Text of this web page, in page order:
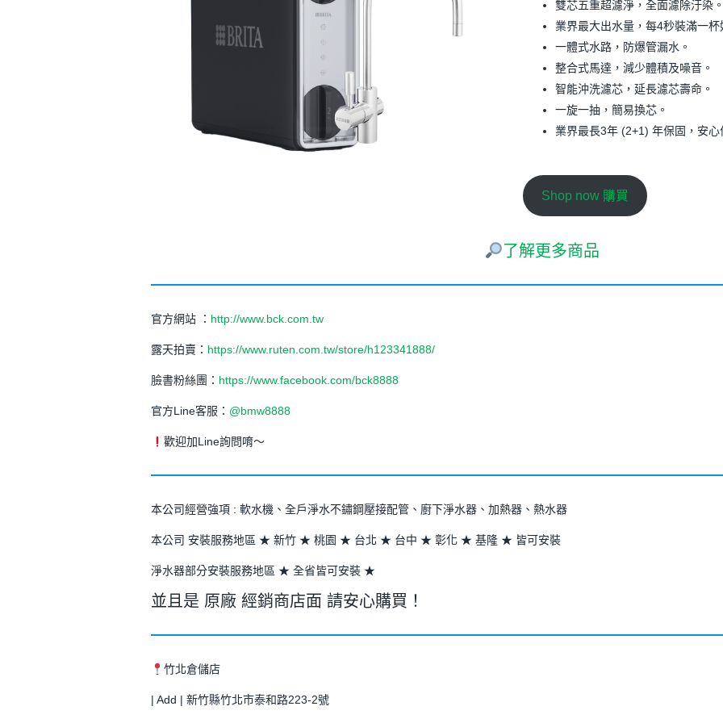
雙芯五重超濾淨，全面濾除汙染。
業界最大出水量，每4秒裝滿一杯
一體式水路，防爆管漏水。
整合式馬達，減少體積及噪音。
智能沖洗濾芯，延長濾芯壽命。
一旋一抽，簡易換芯。
業界最長3年 (2+1) 年保固，安心
Shop now 購買
了解更多商品
官方網站 ： http://www.bck.com.tw
露天拍賣： https://www.ruten.com.tw/store/h123341888/
臉書粉絲團： https://www.facebook.com/bck8888
官方Line客服： @bmw8888
歡迎加Line詢問唷～
本公司經營強項 : 軟水機、全戶淨水不鏽鋼壓接配管、廚下淨水器、加熱器、熱水器
本公司 安裝服務地區 ★ 新竹 ★ 桃園 ★ 台北 ★ 台中 ★ 彰化 ★ 基隆 ★ 皆可安裝
淨水器部分安裝服務地區 ★ 全省皆可安裝 ★
並且是 原廠 經銷商店面 請安心購買！
竹北倉儲店
| Add | 新竹縣竹北市泰和路223-2號